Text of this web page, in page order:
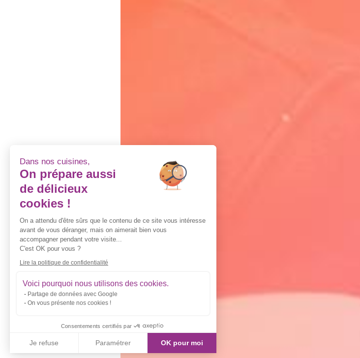
Dans nos cuisines,
On prépare aussi
de délicieux
cookies !
On a attendu d'être sûrs que le contenu de ce site vous intéresse
avant de vous déranger, mais on aimerait bien vous
accompagner pendant votre visite...
C'est OK pour vous ?
Lire la politique de confidentialité
Voici pourquoi nous utilisons des cookies.
Partage de données avec Google
On vous présente nos cookies !
Consentements certifiés par
Je refuse Paramétrer OK pour moi